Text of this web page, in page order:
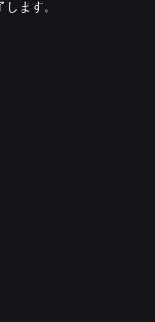
ます。